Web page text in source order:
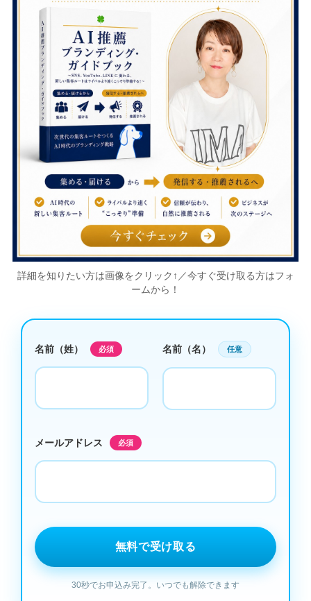
詳細を知りたい方は画像をクリック↑／今すぐ受け取る方はフォ
ームから！
名前（姓） 必須 名前（名） 任意
メールアドレス 必須